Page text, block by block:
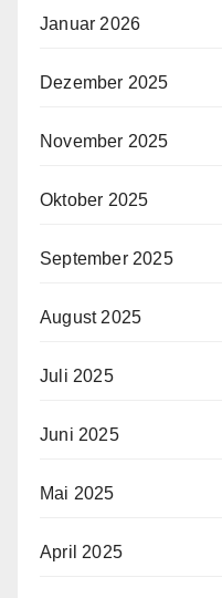
Januar 2026
Dezember 2025
November 2025
Oktober 2025
September 2025
August 2025
Juli 2025
Juni 2025
Mai 2025
April 2025